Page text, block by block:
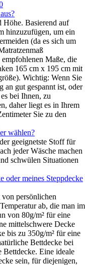
Höhe. Basierend auf
hinzuzufügen, um ein
(da es sich um
Maße, die
165 cm x 195 cm mit
Wichtig: Wenn Sie
an gut gespannt ist, oder
bei Ihnen, zu
daher liegt es in Ihrem
Sie zu den
wählen?
geeignetste Stoff für
jeder Wäsche machen
schwülen Situationen
oder meines Steppdecke
persönlichen
ab, die man im
von 80g/m² für eine
mittelschwere Decke
bis zu 350g/m² für eine
Bettdecke bei
Bettdecke. Eine ideale
sein, für diejenigen,